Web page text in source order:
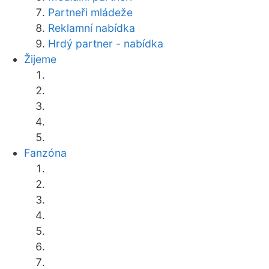
Partneři mládeže
Reklamní nabídka
Hrdý partner - nabídka
Žijeme
Fanzóna